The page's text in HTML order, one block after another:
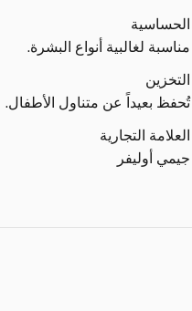
الحساسية
مناسبة لغالبية أنواع البشرة.
التخزين
تُحفظ بعيداً عن متناول الأطفال.
العلامة التجارية
جيمي أوليفر